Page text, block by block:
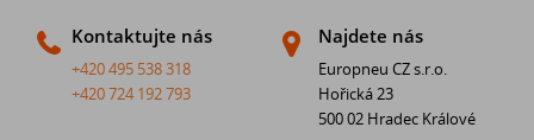
Kontaktujte nás
+420 495 538 318
+420 724 192 793
Najdete nás
Europneu CZ s.r.o.
Hořická 23
500 02 Hradec Králové